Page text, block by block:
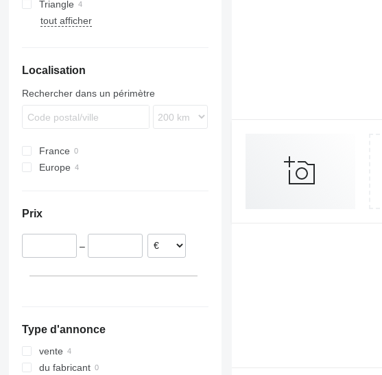
TL
Triangle
L-series
tout afficher
Localisation
Rechercher dans un périmètre
France
Europe
Prix
–
Type d'annonce
vente
du fabricant